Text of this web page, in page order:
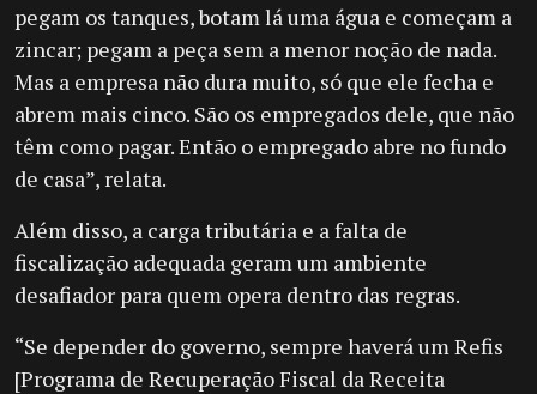
pegam os tanques, botam lá uma água e começam a
zincar; pegam a peça sem a menor noção de nada.
Mas a empresa não dura muito, só que ele fecha e
abrem mais cinco. São os empregados dele, que não
têm como pagar. Então o empregado abre no fundo
de casa”, relata.
Além disso, a carga tributária e a falta de
fiscalização adequada geram um ambiente
desafiador para quem opera dentro das regras.
“Se depender do governo, sempre haverá um Refis
[Programa de Recuperação Fiscal da Receita